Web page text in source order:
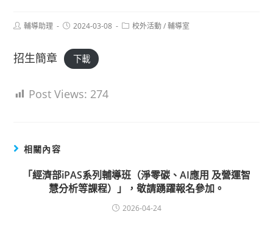
Post輔導助理
Post2024-03-08
Post校外活動 / 輔導室
招生簡章 下載
Post Views: 274
相關內容
「經濟部iPAS系列輔導班（淨零碳、AI應用 及營運智
慧分析等課程）」，敬請踴躍報名參加。
2026-04-24